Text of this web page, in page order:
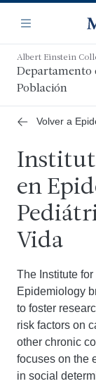
contenido
principal
Menú
Albert Einstein
Departamento
Población
Volver a
en
Vida
The Institute
Epidemiology
to foster
risk factors on
other chronic
focuses on the
in social